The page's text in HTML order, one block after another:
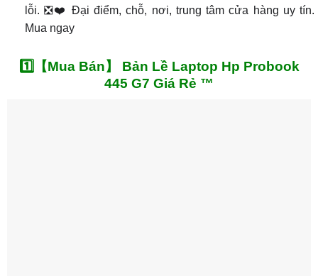
lỗi. ❎❤️ Đại điểm, chỗ, nơi, trung tâm cửa hàng uy tín.
Mua ngay
1️⃣【Mua Bán】 Bản Lề Laptop Hp Probook
445 G7 Giá Rẻ ™